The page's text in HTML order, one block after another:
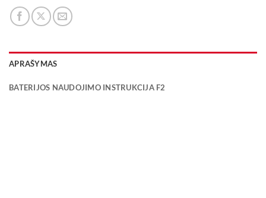
APRAŠYMAS
BATERIJOS NAUDOJIMO INSTRUKCIJA F2